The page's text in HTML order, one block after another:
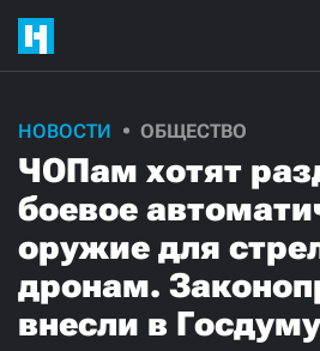
НОВОСТИ ОБЩЕСТВО
ЧОПам хотят
боевое
оружие для
дронам.
внесли в Госдуму